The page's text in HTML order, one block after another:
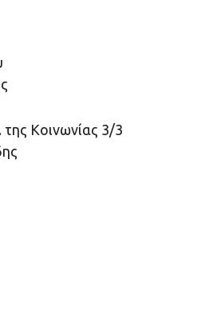
Κοινωνίας 3/3